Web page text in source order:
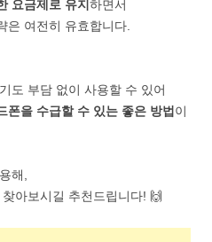
요금제로 유지 하면서
은 여전히 유효합니다.
도 부담 없이 사용할 수 있어
폰을 수급할 수 있는 좋은 방법 이
해,
아보시길 추천드립니다! 🙌